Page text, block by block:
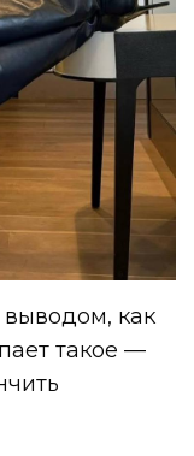
как
такое —